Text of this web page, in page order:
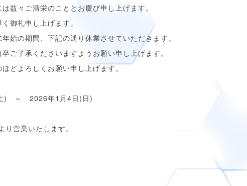
々ご清栄のこととお慶び申し上げます。
御礼申し上げます。
始の期間、下記の通り休業させていただきます。
ご了承くださいますようお願い申し上げます。
どよろしくお願い申し上げます。
) ～ 2026年1月4日(日)
営業いたします。